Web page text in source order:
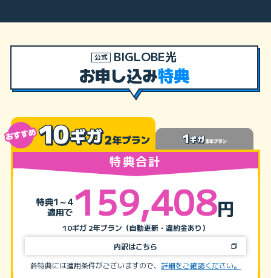
公式 BIGLOBE光
お申し込み特典
特典合計
特典1～4
適用で159,408円
10ギガ 2年プラン（自動更新・違約金あり）
内訳はこちら
各特典には適用条件がございますので、 詳細をご確認ください。